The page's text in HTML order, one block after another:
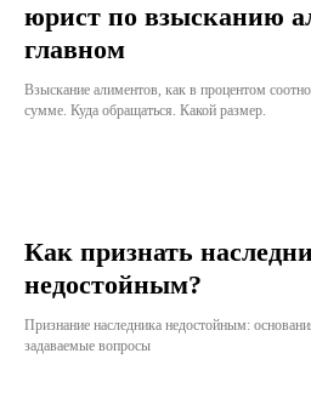
юрист по взысканию
главном
Взыскание алиментов, как в процентом
сумме. Куда обращаться. Какой размер.
Как признать
недостойным?
Признание наследника недостойным:
задаваемые вопросы